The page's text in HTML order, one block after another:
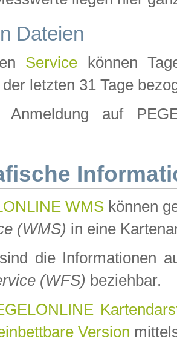
Dateien
Service können
letzten 31 Tage
auf
WMS können
(WMS) in eine
die Informationen
(WFS) beziehbar.
Version